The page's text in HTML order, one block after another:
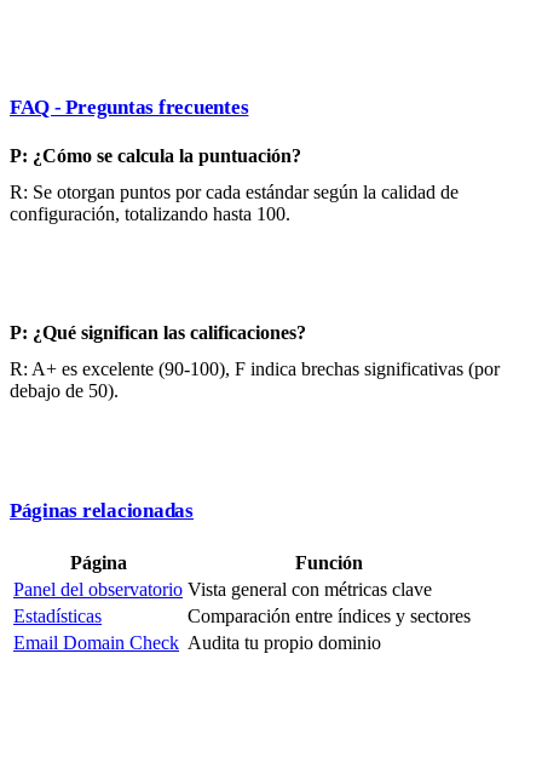
FAQ - Preguntas frecuentes
P: ¿Cómo se calcula la puntuación?
R: Se otorgan puntos por cada estándar según la calidad de
configuración, totalizando hasta 100.
P: ¿Qué significan las calificaciones?
R: A+ es excelente (90-100), F indica brechas significativas (por
debajo de 50).
Páginas relacionadas
Página
Función
Panel del observatorio Vista general con métricas clave
Estadísticas
Comparación entre índices y sectores
Email Domain Check Audita tu propio dominio